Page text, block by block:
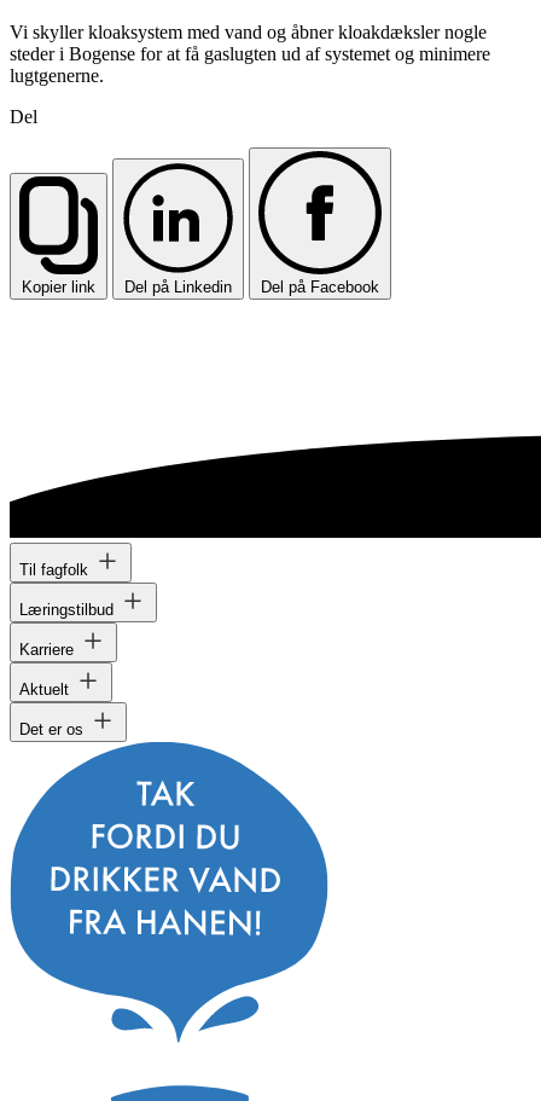
Vi skyller kloaksystem med vand og åbner kloakdæksler nogle
steder i Bogense for at få gaslugten ud af systemet og minimere
lugtgenerne.
Del
Kopier link Del på Linkedin Del på Facebook
Til fagfolk
Læringstilbud
Karriere
Aktuelt
Det er os